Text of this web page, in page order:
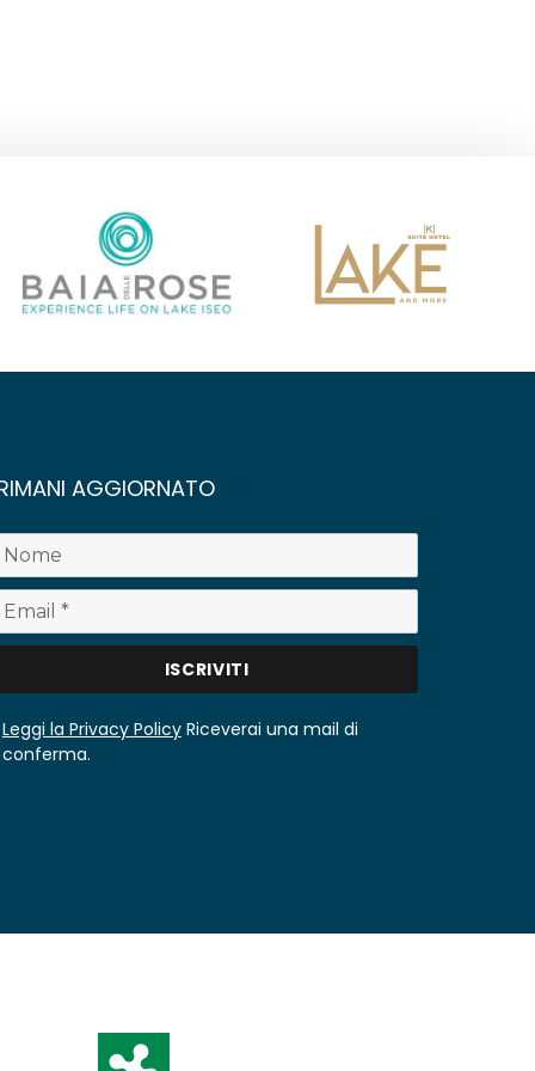
AGGIORNATO
Leggi la Privacy PolicyRiceverai una mail di
conferma.